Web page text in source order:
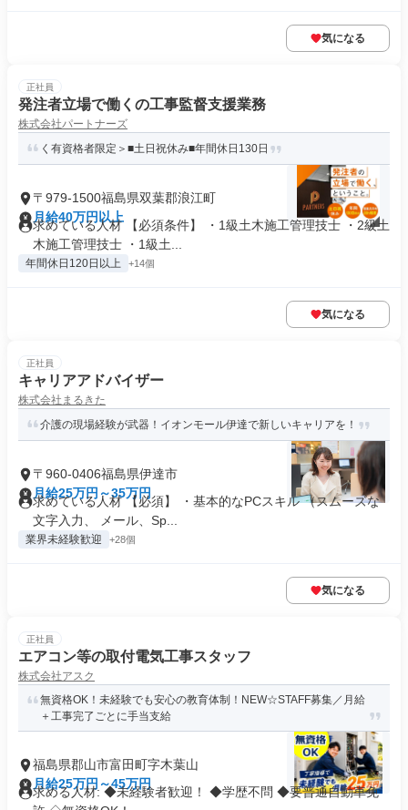
気になる
正社員
発注者立場で働くの工事監督支援業務
株式会社パートナーズ
く有資格者限定＞■土日祝休み■年間休日130日
〒979-1500福島県双葉郡浪江町
月給40万円以上
求めている人材 【必須条件】 ・1級土木施工管理技士 ・2級土
木施工管理技士 ・1級土...
年間休日120日以上 +14個
気になる
正社員
キャリアアドバイザー
株式会社まるきた
介護の現場経験が武器！イオンモール伊達で新しいキャリアを！
〒960-0406福島県伊達市
月給25万円～35万円
求めている人材 【必須】 ・基本的なPCスキル （スムーズな
文字入力、 メール、Sp...
業界未経験歓迎 +28個
気になる
正社員
エアコン等の取付電気工事スタッフ
株式会社アスク
無資格OK！未経験でも安心の教育体制！NEW☆STAFF募集／月給
＋工事完了ごとに手当支給
福島県郡山市富田町字木葉山
月給25万円～45万円
求める人材: ◆未経験者歓迎！ ◆学歴不問 ◆要普通自動車免